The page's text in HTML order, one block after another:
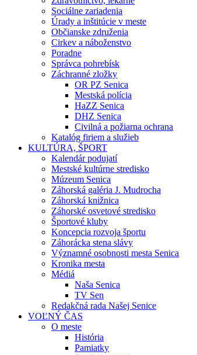
Sociálne zariadenia
Úrady a inštitúcie v meste
Občianske združenia
Cirkev a náboženstvo
Poradne
Správca pohrebísk
Záchranné zložky
OR PZ Senica
Mestská polícia
HaZZ Senica
DHZ Senica
Civilná a požiarna ochrana
Katalóg firiem a služieb
KULTÚRA, ŠPORT
Kalendár podujatí
Mestské kultúrne stredisko
Múzeum Senica
Záhorská galéria J. Mudrocha
Záhorská knižnica
Záhorské osvetové stredisko
Športové kluby
Koncepcia rozvoja športu
Záhorácka stena slávy
Významné osobnosti mesta Senica
Kronika mesta
Médiá
Naša Senica
TV Sen
Redakčná rada Našej Senice
VOĽNÝ ČAS
O meste
História
Pamiatky